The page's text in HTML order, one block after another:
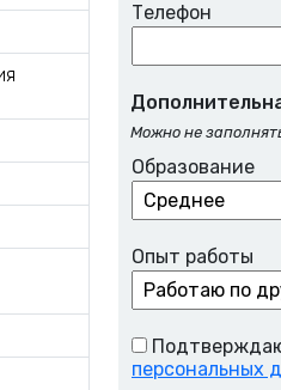
Телефон
Можно не
Образование
Опыт работы
персональных